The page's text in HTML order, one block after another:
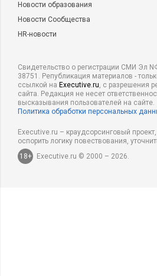
Новости образования
Новости Сообщества
HR-новости
Свидетельство о регистрации СМИ Эл
38751. Републикация материалов -
ссылкой на Executive.ru, с разрешения
сайта. Редакция не несет
высказывания пользователей на сайте.
Политика обработки персональных
Executive.ru – краудсорсинговый
оспорить логику повествования,
18+
Executive.ru © 2000 – 2026.